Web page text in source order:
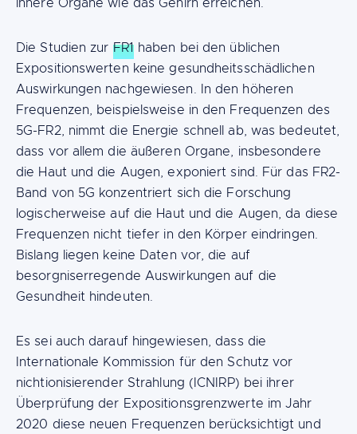
innere Organe wie das Gehirn erreichen.
Die Studien zur FR1haben bei den üblichen
Expositionswerten keine gesundheitsschädlichen
Auswirkungen nachgewiesen. In den höheren
Frequenzen, beispielsweise in den Frequenzen des
5G-FR2, nimmt die Energie schnell ab, was bedeutet,
dass vor allem die äußeren Organe, insbesondere
die Haut und die Augen, exponiert sind. Für das FR2-
Band von 5G konzentriert sich die Forschung
logischerweise auf die Haut und die Augen, da diese
Frequenzen nicht tiefer in den Körper eindringen.
Bislang liegen keine Daten vor, die auf
besorgniserregende Auswirkungen auf die
Gesundheit hindeuten.
Es sei auch darauf hingewiesen, dass die
Internationale Kommission für den Schutz vor
nichtionisierender Strahlung (ICNIRP) bei ihrer
Überprüfung der Expositionsgrenzwerte im Jahr
2020 diese neuen Frequenzen berücksichtigt und